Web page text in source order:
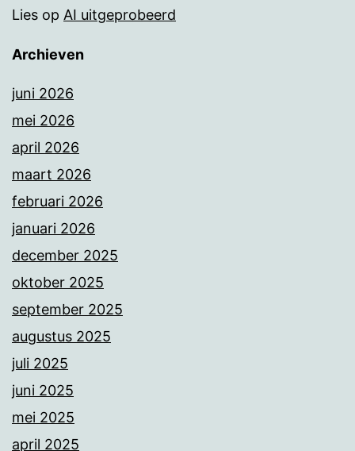
Lies op AI uitgeprobeerd
Archieven
juni 2026
mei 2026
april 2026
maart 2026
februari 2026
januari 2026
december 2025
oktober 2025
september 2025
augustus 2025
juli 2025
juni 2025
mei 2025
april 2025